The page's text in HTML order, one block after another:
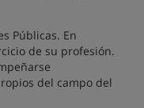
Públicas. En
de su profesión.
del campo del